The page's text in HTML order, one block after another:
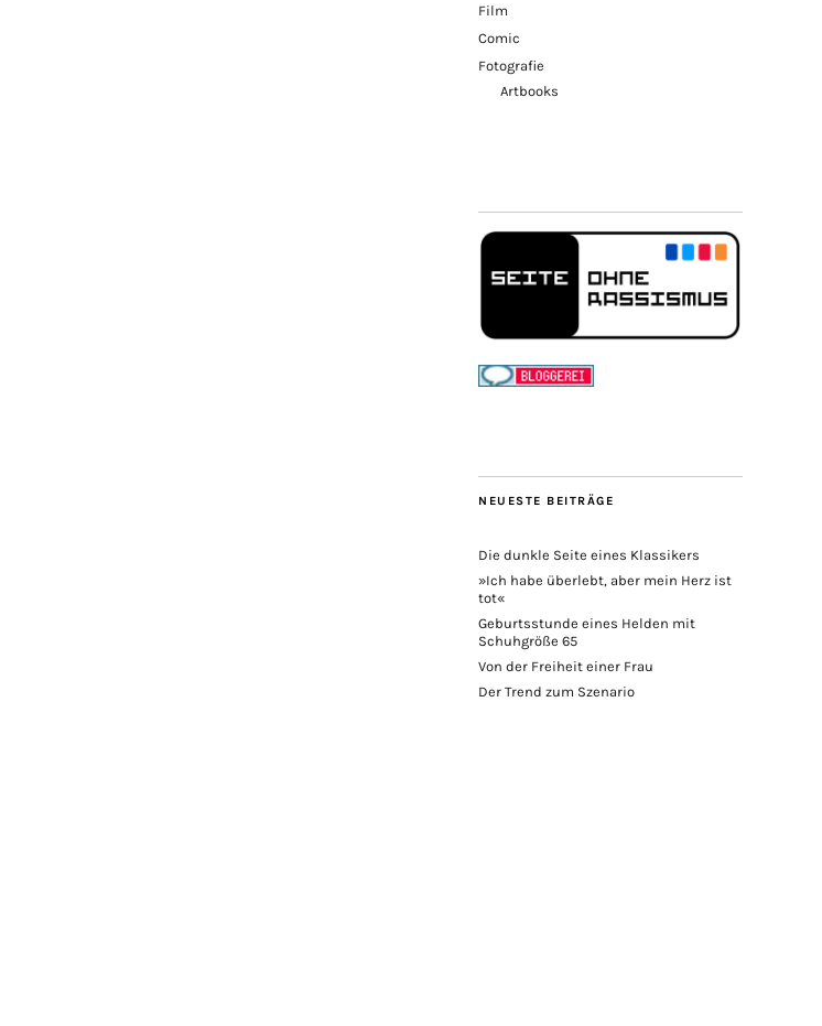
Film
Comic
Fotografie
Artbooks
NEUESTE BEITRÄGE
Die dunkle Seite eines Klassikers
»Ich habe überlebt, aber mein Herz ist
tot«
Geburtsstunde eines Helden mit
Schuhgröße 65
Von der Freiheit einer Frau
Der Trend zum Szenario